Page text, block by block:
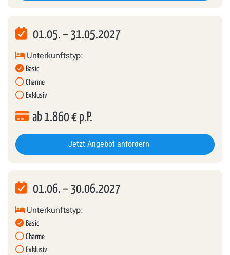
01.05. – 31.05.2027
Unterkunftstyp:
Basic
Charme
Exklusiv
ab1.860€ p.P.
Jetzt Angebot anfordern
01.06. – 30.06.2027
Unterkunftstyp:
Basic
Charme
Exklusiv